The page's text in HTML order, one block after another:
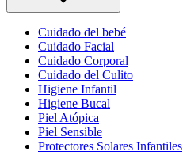
Cuidado del bebé
Cuidado Facial
Cuidado Corporal
Cuidado del Culito
Higiene Infantil
Higiene Bucal
Piel Atópica
Piel Sensible
Protectores Solares Infantiles